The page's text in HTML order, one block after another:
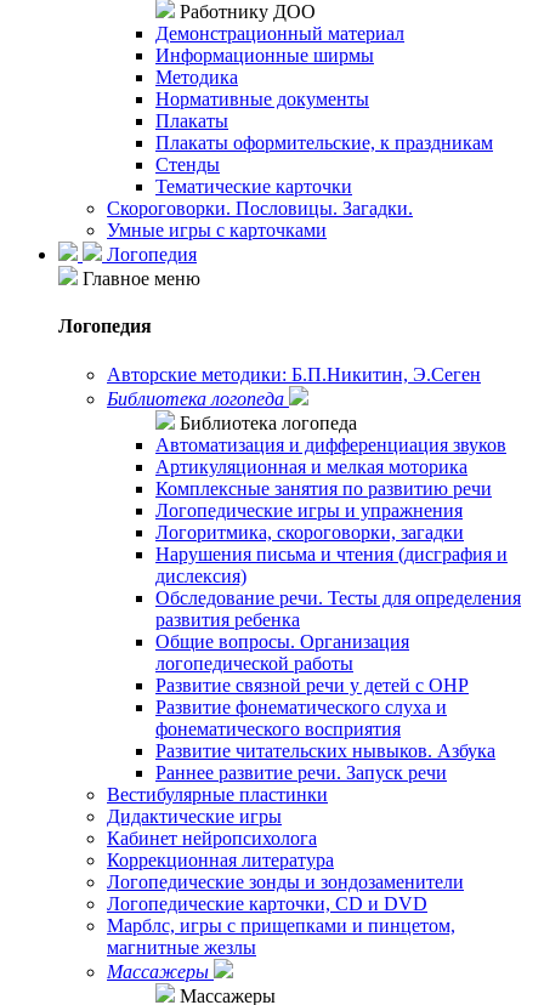
Работнику ДОО
Демонстрационный материал
Информационные ширмы
Методика
Нормативные документы
Плакаты
Плакаты оформительские, к праздникам
Стенды
Тематические карточки
Скороговорки. Пословицы. Загадки.
Умные игры с карточками
Логопедия
Главное меню
Логопедия
Авторские методики: Б.П.Никитин, Э.Сеген
Библиотека логопеда
Библиотека логопеда
Автоматизация и дифференциация звуков
Артикуляционная и мелкая моторика
Комплексные занятия по развитию речи
Логопедические игры и упражнения
Логоритмика, скороговорки, загадки
Нарушения письма и чтения (дисграфия и
дислексия)
Обследование речи. Тесты для определения
развития ребенка
Общие вопросы. Организация
логопедической работы
Развитие связной речи у детей с ОНР
Развитие фонематического слуха и
фонематического восприятия
Развитие читательских нывыков. Азбука
Раннее развитие речи. Запуск речи
Вестибулярные пластинки
Дидактические игры
Кабинет нейропсихолога
Коррекционная литература
Логопедические зонды и зондозаменители
Логопедические карточки, CD и DVD
Марблс, игры с прищепками и пинцетом,
магнитные жезлы
Массажеры
Массажеры